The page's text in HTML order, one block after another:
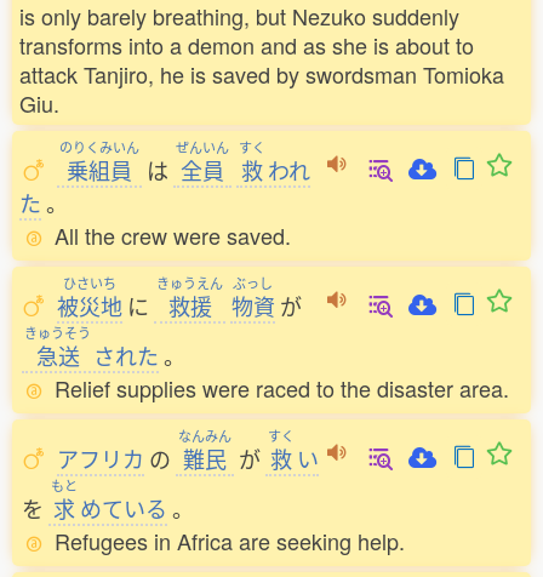
is only barely breathing, but Nezuko suddenly
transforms into a demon and as she is about to
attack Tanjiro, he is saved by swordsman Tomioka
Giu.
のりくみいん
乗組員 は
ぜんいん
全員
すく
救われ
た。
All the crew were saved.
ひさいち
被災地 に
きゅうえん
救援
ぶっし
物資 が
きゅうそう
急送 された。
Relief supplies were raced to the disaster area.
アフリカ の
なんみん
難民 が
すく
救 い
を
もと
求めている 。
Refugees in Africa are seeking help.